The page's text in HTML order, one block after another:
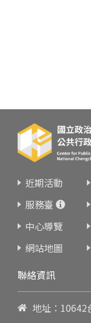
近期活動
服務臺
中心導覽
網站地圖
聯絡資訊
地址：10642